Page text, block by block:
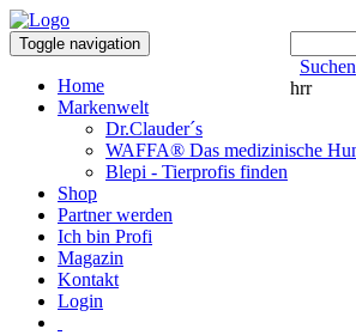
Suchen
hrr
Toggle navigation
Home
Markenwelt
Dr.Clauder´s
WAFFA® Das medizinische
Blepi - Tierprofis finden
Shop
Partner werden
Ich bin Profi
Magazin
Kontakt
Login